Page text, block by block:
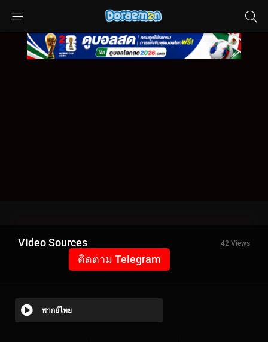
Video Sources 42 Views
ติดตาม Telegram
พากย์ไทย